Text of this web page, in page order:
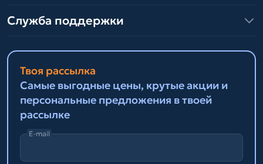
Служба поддержки
Твоя рассылка
Самые выгодные цены, крутые акции и
персональные предложения в твоей
рассылке
E-mail